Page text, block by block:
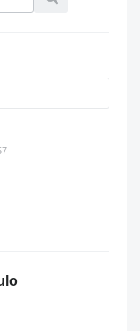
acondicionado
acondicionado
acondicionado